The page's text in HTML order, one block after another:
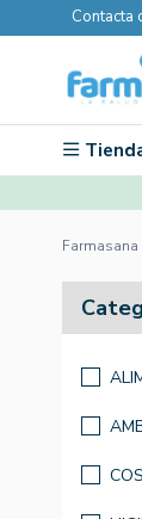
Contacta
Farmasana